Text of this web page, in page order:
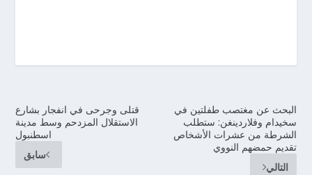
قتلى وجرحى في انفجار بشارع
الاستقلال المزدحم وسط مدينة
اسطنبول
سابق
البحث عن مغتصب طفلتين في
سخيدام وفلاردينغن: ستطلب
الشرطة من عشرات الأشخاص
تقديم حمضهم النووي
التالي